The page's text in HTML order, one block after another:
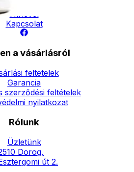
Hírlevél
Kapcsolat
a vásárlásról
feltetelek
Garancia
szerződési feltételek
nyilatkozat
Rólunk
Üzletünk
Dorog,
út 2.